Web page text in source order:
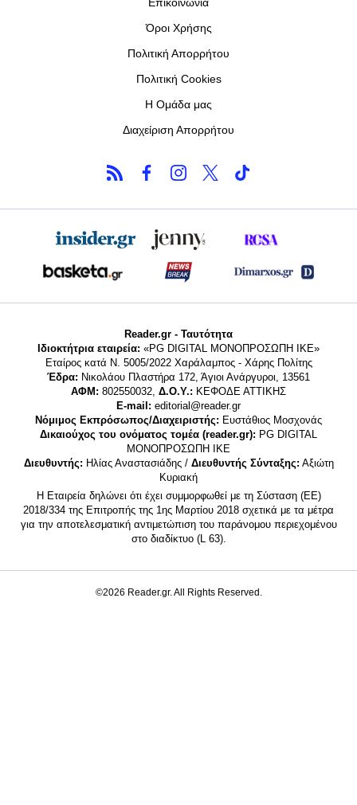
Όροι Χρήσης
Πολιτική Απορρήτου
Πολιτική Cookies
Η Ομάδα μας
Διαχείριση Απορρήτου
Reader.gr - Ταυτότητα
Ιδιοκτήτρια εταιρεία: «PG DIGITAL MONΟΠΡΟΣΩΠΗ ΙΚΕ»
Εταίρος κατά Ν. 5005/2022 Χαράλαμπος - Χάρης Πολίτης
Έδρα: Νικολάου Πλαστήρα 172, Άγιοι Ανάργυροι, 13561
ΑΦΜ: 802550032, Δ.Ο.Υ.: ΚΕΦΟΔΕ ΑΤΤΙΚΗΣ
E-mail: editorial@reader.gr
Νόμιμος Εκπρόσωπος/Διαχειριστής: Ευστάθιος Μοσχονάς
Δικαιούχος του ονόματος τομέα (reader.gr): PG DIGITAL
MONΟΠΡΟΣΩΠΗ ΙΚΕ
Διευθυντής: Ηλίας Αναστασιάδης / Διευθυντής Σύνταξης: Αξιώτη
Κυριακή
Η Εταιρεία δηλώνει ότι έχει συμμορφωθεί με τη Σύσταση (ΕΕ)
2018/334 της Επιτροπής της 1ης Μαρτίου 2018 σχετικά με τα μέτρα
για την αποτελεσματική αντιμετώπιση του παράνομου περιεχομένου
στο διαδίκτυο (L 63).
©2026 Reader.gr. All Rights Reserved.